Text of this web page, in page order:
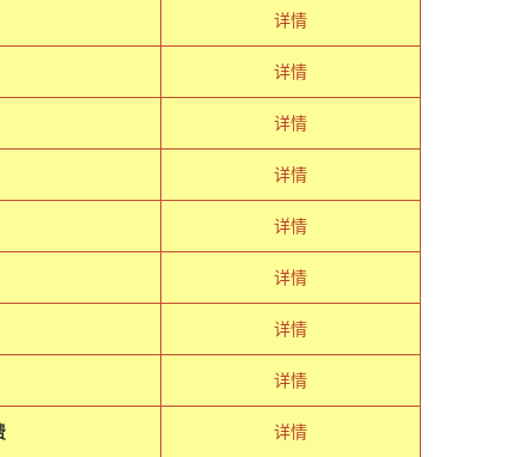
详情
详情
详情
详情
详情
详情
详情
详情
详情